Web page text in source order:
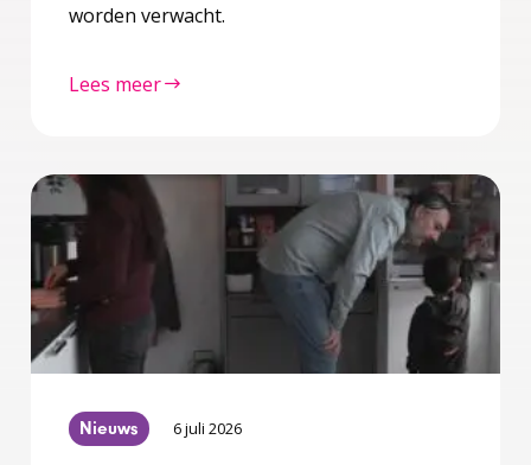
worden verwacht.
Lees meer
Nieuws 6 juli 2026